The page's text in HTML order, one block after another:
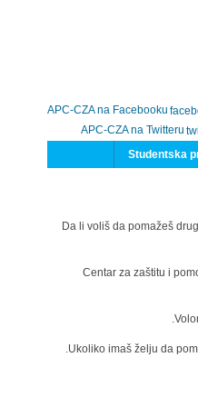
APC-CZA na Facebooku
APC-CZA na Twitteru
Studentska
Da li voliš da pomažeš
Centar za zaštitu i
Ukoliko imaš želju da